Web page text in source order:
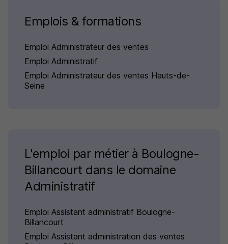
Emplois & formations
Emploi Administrateur des ventes
Emploi Administratif
Emploi Administrateur des ventes Hauts-de-
Seine
L'emploi par métier à Boulogne-
Billancourt dans le domaine
Administratif
Emploi Assistant administratif Boulogne-
Billancourt
Emploi Assistant administration des ventes